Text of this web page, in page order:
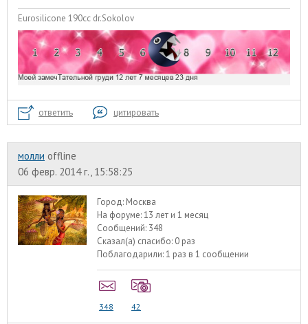
Eurosilicone 190cc dr.Sokolov
ответить цитировать
молли offline
06 февр. 2014 г., 15:58:25
Город: Москва
На форуме:13 лет и 1 месяц
Сообщений: 348
Сказал(а) спасибо: 0 раз
Поблагодарили:1 раз в 1 сообщении
348 42